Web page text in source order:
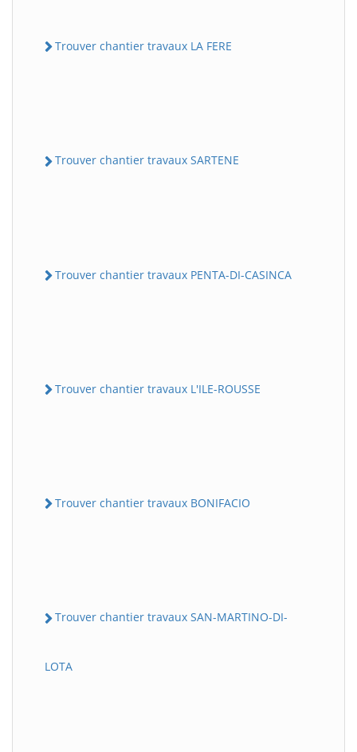
Trouver chantier travaux LA FERE
Trouver chantier travaux SARTENE
Trouver chantier travaux PENTA-DI-CASINCA
Trouver chantier travaux L'ILE-ROUSSE
Trouver chantier travaux BONIFACIO
Trouver chantier travaux SAN-MARTINO-DI-
LOTA